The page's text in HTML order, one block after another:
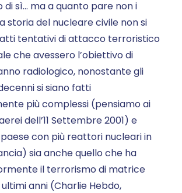
di sì… ma a quanto pare non i
storia del nucleare civile non si
tentativi di attacco terroristico
che avessero l’obiettivo di
radiologico, nonostante gli
si siano fatti
più complessi (pensiamo ai
dell’11 Settembre 2001) e
con più reattori nucleari in
sia anche quello che ha
il terrorismo di matrice
anni (Charlie Hebdo,